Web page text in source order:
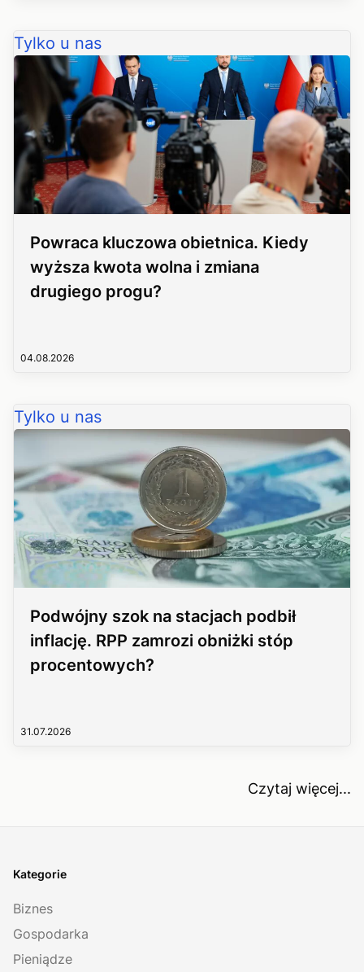
Tylko u nas
Powraca kluczowa obietnica. Kiedy
wyższa kwota wolna i zmiana
drugiego progu?
04.08.2026
Tylko u nas
Podwójny szok na stacjach podbił
inflację. RPP zamrozi obniżki stóp
procentowych?
31.07.2026
Czytaj więcej...
Kategorie
Biznes
Gospodarka
Pieniądze